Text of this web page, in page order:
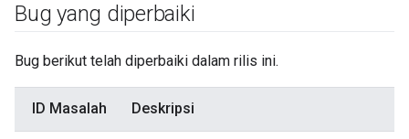
Bug yang diperbaiki
Bug berikut telah diperbaiki dalam rilis ini.
ID Masalah Deskripsi